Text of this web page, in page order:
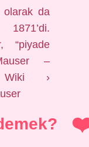
olarak da
“piyade
–
Wiki ›